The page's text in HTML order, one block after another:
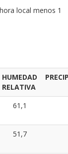
local menos 1
HUMEDAD
RELATIVA
61,1
51,7